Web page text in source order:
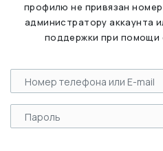
профилю не привязан
администратору аккаунта
поддержки при помощи